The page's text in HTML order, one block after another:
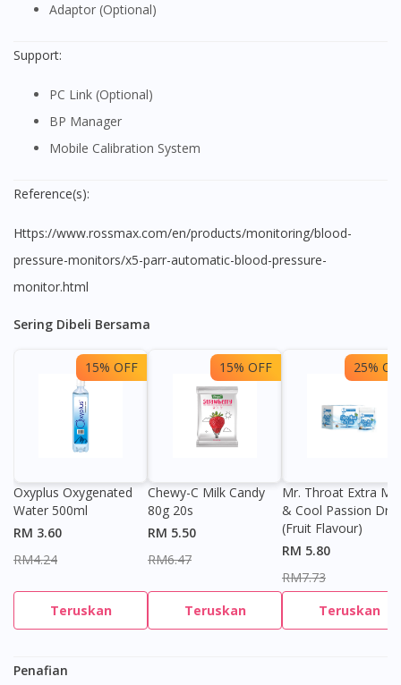
Visit DoctorOnCall Singapore
You seem to be shopping from Singapore
You are currently on DoctorOnCall.com.my, our Malaysian
site.
To serve you better, would you like to head over to
DoctorOnCall Singapore
Continue to DoctorOnCall Singapore
No, please do not redirect me
Adaptor (Optional)
Support:
PC Link (Optional)
BP Manager
Mobile Calibration System
Reference(s):
https://www.rossmax.com/en/products/monitoring/blood-
pressure-monitors/x5-parr-automatic-blood-pressure-
monitor.html
Sering Dibeli Bersama
15% OFF
Oxyplus Oxygenated
Water 500ml
RM 3.60
RM4.24
Teruskan
15% OFF
Chewy-C Milk Candy
80g 20s
RM 5.50
RM6.47
Teruskan
25%
Mr. Throat Extra
& Cool Passion
(Fruit Flavour)
RM 5.80
RM7.73
Teruskan
Penafian